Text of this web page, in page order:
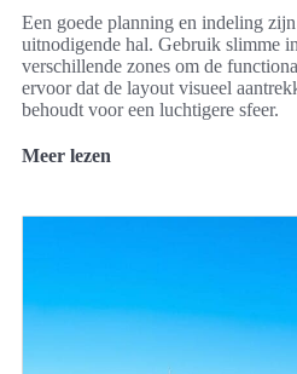
Een goede planning en indeling
uitnodigende hal. Gebruik slimme
verschillende zones om de
ervoor dat de layout visueel
behoudt voor een luchtigere sfeer.
Meer lezen